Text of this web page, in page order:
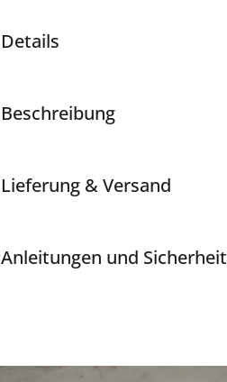
Details
Beschreibung
Lieferung & Versand
Anleitungen und Sicherheit